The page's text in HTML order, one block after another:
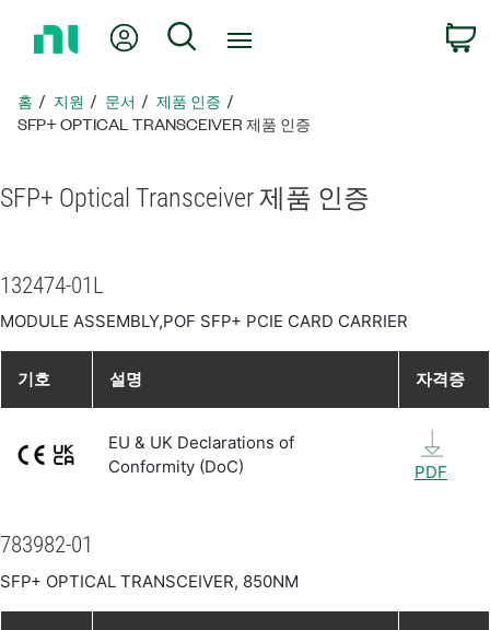
지
로
가
내 계정 검색
홈 지원 문서
제품 인증
SFP+ OPTICAL TRANSCEIVER 제품 인증
SFP+ Optical Transceiver 제품 인증
132474-01L
MODULE ASSEMBLY,POF SFP+ PCIE CARD CARRIER
기호 설명 자격증
EU & UK Declarations of
Conformity (DoC)
PDF
783982-01
SFP+ OPTICAL TRANSCEIVER, 850NM